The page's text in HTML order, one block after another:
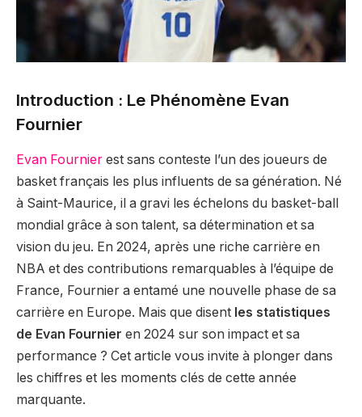
Introduction : Le Phénomène Evan
Fournier
Evan Fournier est sans conteste l’un des joueurs de
basket français les plus influents de sa génération. Né
à Saint-Maurice, il a gravi les échelons du basket-ball
mondial grâce à son talent, sa détermination et sa
vision du jeu. En 2024, après une riche carrière en
NBA et des contributions remarquables à l’équipe de
France, Fournier a entamé une nouvelle phase de sa
carrière en Europe. Mais que disent les statistiques
de Evan Fournier en 2024 sur son impact et sa
performance ? Cet article vous invite à plonger dans
les chiffres et les moments clés de cette année
marquante.